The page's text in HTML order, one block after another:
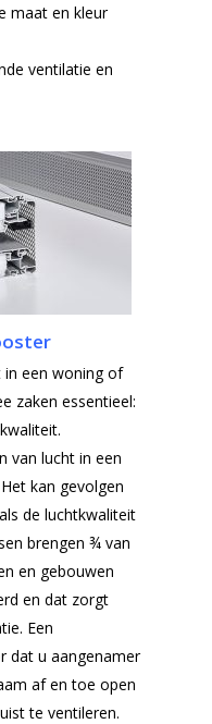
maat en kleur
ventilatie en
in een woning of
zaken essentieel:
van lucht in een
kan gevolgen
de luchtkwaliteit
brengen ¾ van
en gebouwen
en dat zorgt
Een
dat u aangenamer
af en toe open
te ventileren.
Home
Producten